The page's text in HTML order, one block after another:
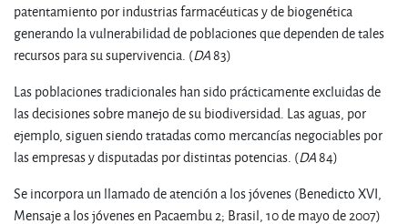
patentamiento por industrias farmacéuticas y de biogenética
generando la vulnerabilidad de poblaciones que dependen de tales
recursos para su supervivencia. (DA83)
Las poblaciones tradicionales han sido prácticamente excluidas de
las decisiones sobre manejo de su biodiversidad. Las aguas, por
ejemplo, siguen siendo tratadas como mercancías negociables por
las empresas y disputadas por distintas potencias. (DA84)
Se incorpora un llamado de atención a los jóvenes (Benedicto XVI,
Mensaje a los jóvenes en Pacaembu 2; Brasil, 10 de mayo de 2007)